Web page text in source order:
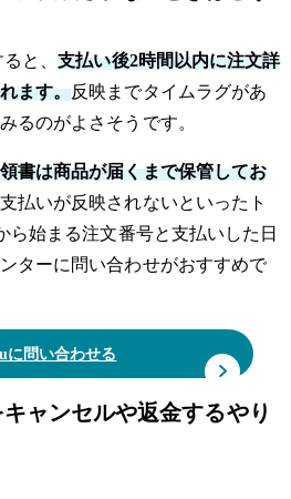
ると、支払い後2時間以内に注文詳
ます。反映までタイムラグがあ
るのがよさそうです。
書は商品が届くまで保管してお
払いが反映されないといったト
ら始まる注文番号と支払いした日
ターに問い合わせがおすすめで
に問い合わせる
ャンセルや返金するやり